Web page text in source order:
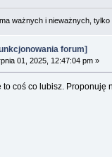
ważnych i nieważnych,
forum]
01, 2025, 12:47:04 pm »
to coś co lubisz.